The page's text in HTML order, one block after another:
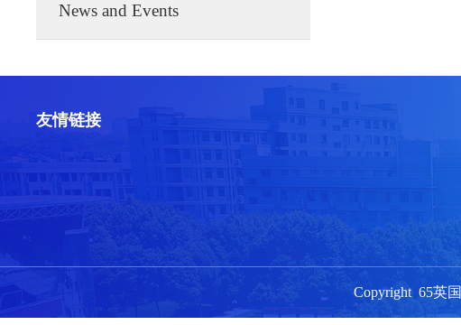
News and Events
友情链接
Copyright 65英